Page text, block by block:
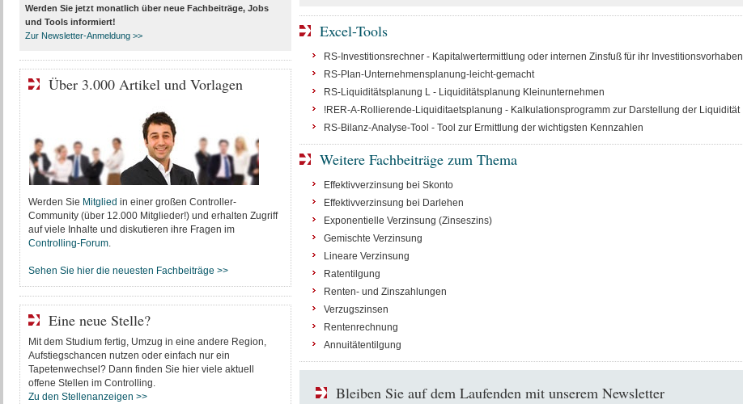
Excel-Tools
RS-Investitionsrechner - Kapitalwertermittlung oder internen Zinsfuß für ihr Investitionsvorhaben
RS-Plan-Unternehmensplanung-leicht-gemacht
RS-Liquiditätsplanung L - Liquiditätsplanung Kleinunternehmen
!RER-A-Rollierende-Liquiditaetsplanung - Kalkulationsprogramm zur Darstellung der Liquidität
RS-Bilanz-Analyse-Tool - Tool zur Ermittlung der wichtigsten Kennzahlen
Weitere Fachbeiträge zum Thema
Effektivverzinsung bei Skonto
Effektivverzinsung bei Darlehen
Exponentielle Verzinsung (Zinseszins)
Gemischte Verzinsung
Lineare Verzinsung
Ratentilgung
Renten- und Zinszahlungen
Verzugszinsen
Rentenrechnung
Annuitätentilgung
Bleiben Sie auf dem Laufenden mit unserem Newsletter
Werden Sie jetzt monatlich über neue Fachbeiträge, Jobs
und Toolsinformiert!
Zur Newsletter-Anmeldung >>
Über 3.000 Artikel und Vorlagen
Werden Sie Mitglied in einer großen Controller-
Community (über 12.000 Mitglieder!) und erhalten Zugriff
auf viele Inhalte und diskutieren ihre Fragen im
Controlling-Forum.
Sehen Sie hier die neuesten Fachbeiträge >>
Eine neue Stelle?
Mit dem Studium fertig, Umzug in eine andere Region,
Aufstiegschancen nutzen oder einfach nur ein
Tapetenwechsel? Dann finden Sie hier viele aktuell
offene Stellen im Controlling.
Zu den Stellenanzeigen >>